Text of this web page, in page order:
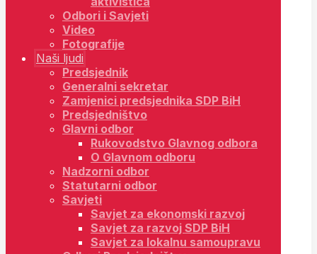
Odbori i Savjeti
Video
Fotografije
Naši ljudi
Predsjednik
Generalni sekretar
Zamjenici predsjednika SDP BiH
Predsjedništvo
Glavni odbor
Rukovodstvo Glavnog odbora
O Glavnom odboru
Nadzorni odbor
Statutarni odbor
Savjeti
Savjet za ekonomski razvoj
Savjet za razvoj SDP BiH
Savjet za lokalnu samoupravu